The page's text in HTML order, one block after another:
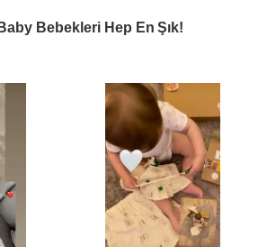
Bebekleri Hep En Şık!